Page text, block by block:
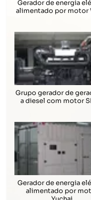
Gerador de energia
alimentado por motor
Grupo gerador de
a diesel com motor
Gerador de energia
alimentado por